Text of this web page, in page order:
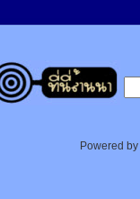
Powered by